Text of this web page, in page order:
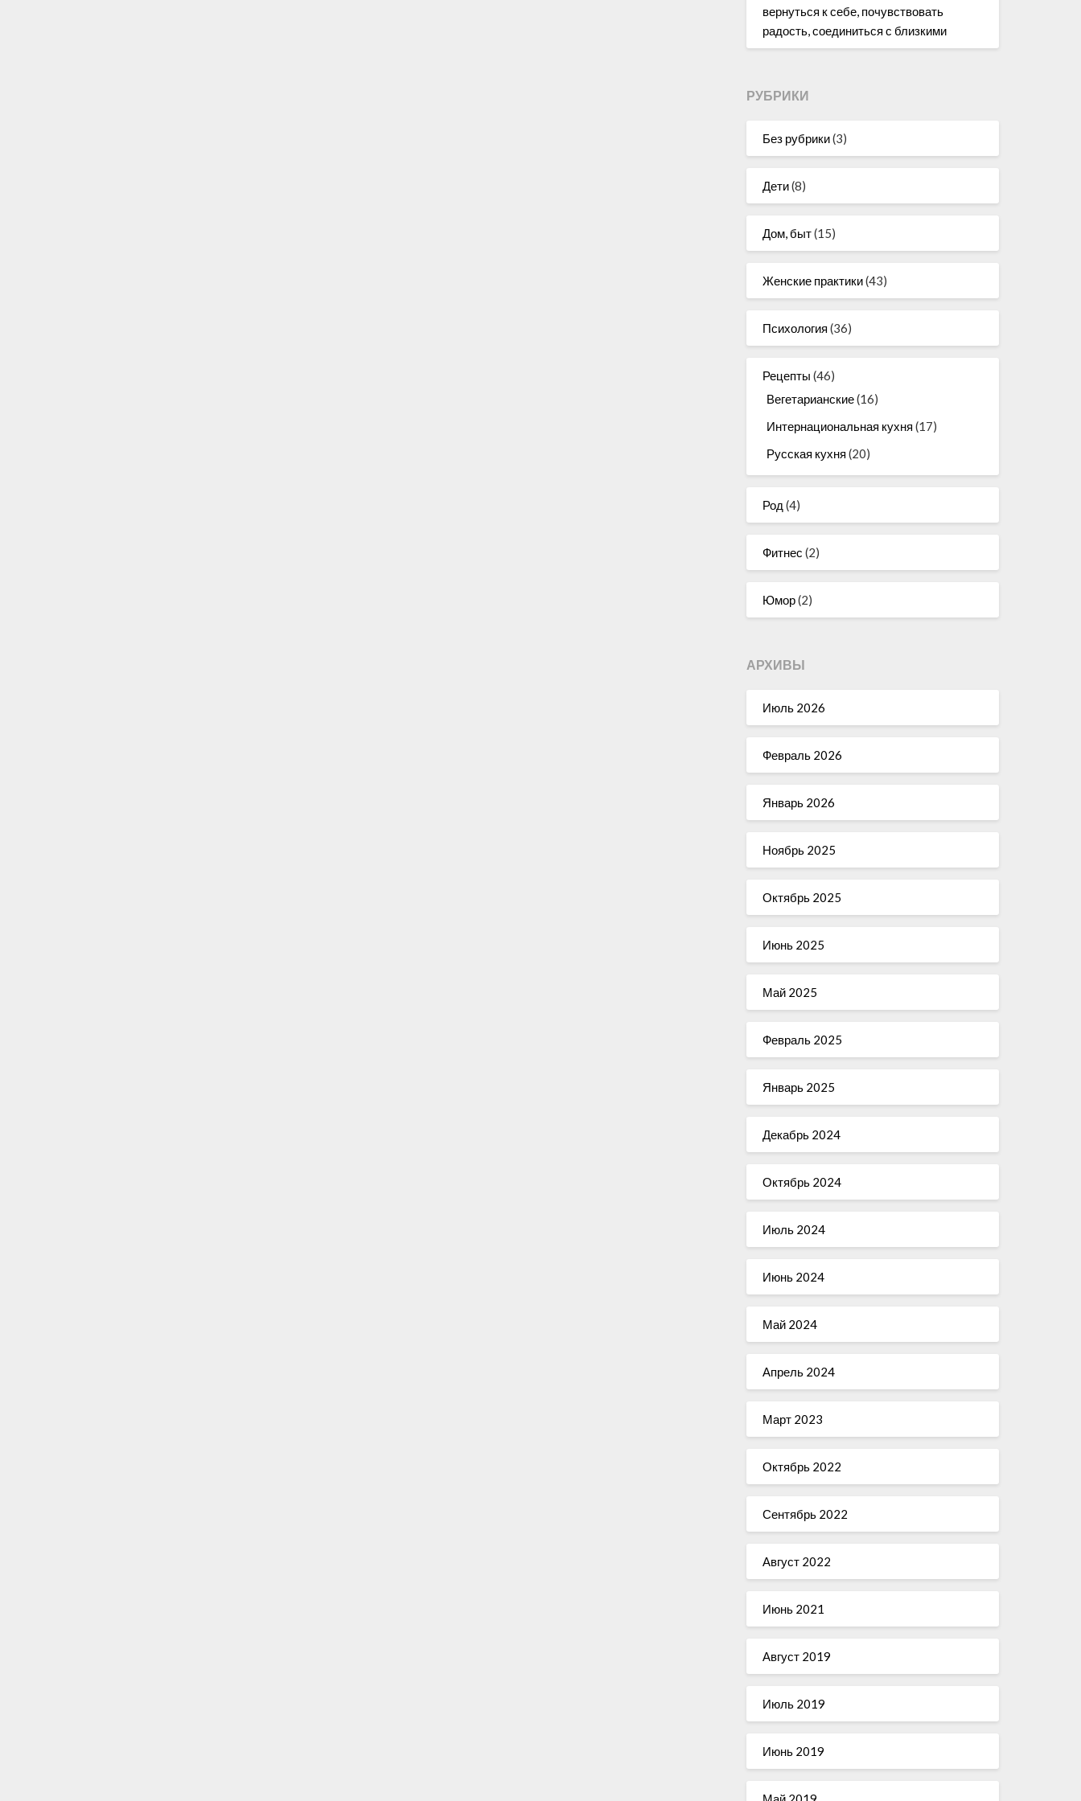
вернуться к себе, почувствовать
радость, соединиться с близкими
РУБРИКИ
Без рубрики(3)
Дети(8)
Дом, быт(15)
Женские практики(43)
Психология (36)
Рецепты (46)
Вегетарианские(16)
Интернациональная кухня (17)
Русская кухня (20)
Род (4)
Фитнес (2)
Юмор(2)
АРХИВЫ
Июль 2026
Февраль 2026
Январь 2026
Ноябрь 2025
Октябрь 2025
Июнь 2025
Май 2025
Февраль 2025
Январь 2025
Декабрь 2024
Октябрь 2024
Июль 2024
Июнь 2024
Май 2024
Апрель 2024
Март 2023
Октябрь 2022
Сентябрь 2022
Август 2022
Июнь 2021
Август 2019
Июль 2019
Июнь 2019